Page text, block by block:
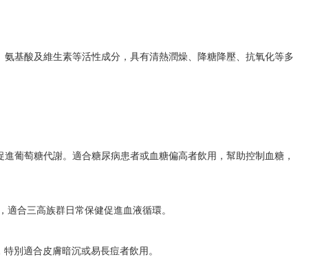
基酸及維生素等活性成分，具有清熱潤燥、降糖降壓、抗氧化等多
葡萄糖代謝。適合糖尿病患者或血糖偏高者飲用，幫助控制血糖，
合三高族群日常保健促進血液循環。
別適合皮膚暗沉或易長痘者飲用。